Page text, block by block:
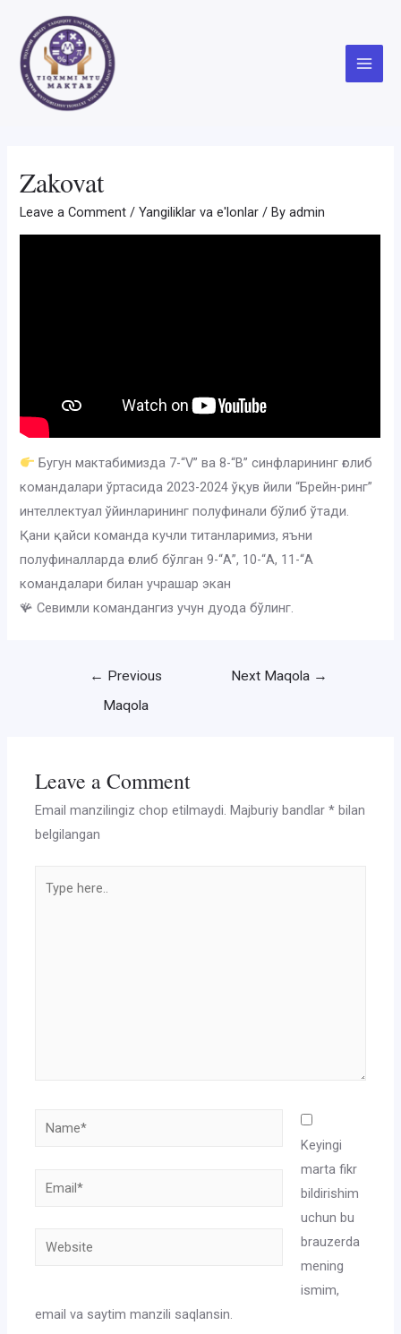
content
Main
Zakovat
Leave a Comment /Yangiliklar va e'lonlar / Byadmin
Бугун мактабимизда 7-“V” ва 8-“В” синфларининг ғолиб
командалари ўртасида 2023-2024 ўқув йили “Брейн-ринг”
интеллектуал ўйинларининг полуфинали бўлиб ўтади.
Қани қайси команда кучли титанларимиз, яъни
полуфиналларда ғолиб бўлган 9-“А”, 10-“А, 11-“А
командалари билан учрашар экан
🪸 Севимли командангиз учун дуода бўлинг.
← Previous
Maqola
Next Maqola →
Leave a Comment
Email manzilingiz chop etilmaydi. Majburiy bandlar* bilan
belgilangan
Name*
Email*
Website
Keyingi
marta fikr
bildirishim
uchun bu
brauzerda
mening
ismim,
email va saytim manzili saqlansin.